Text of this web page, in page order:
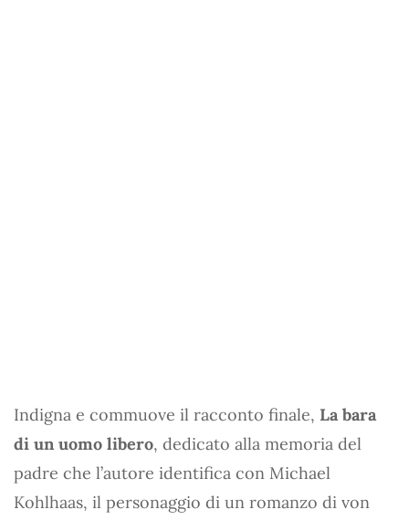
Indigna e commuove il racconto finale, La bara
di un uomo libero, dedicato alla memoria del
padre che l’autore identifica con Michael
Kohlhaas, il personaggio di un romanzo di von